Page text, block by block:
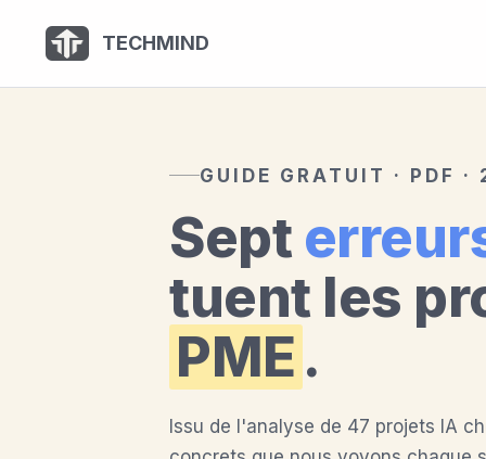
TECHMIND
GUIDE GRATUIT · PDF ·
Sept
tuent les
PME .
Issu de l'analyse de 47 projets IA